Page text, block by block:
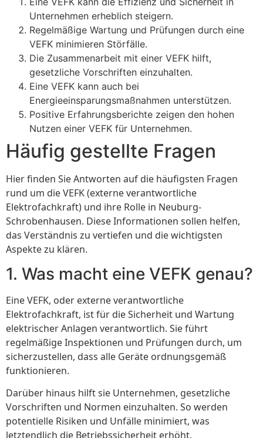
Unternehmen erheblich steigern.
Regelmäßige Wartung und Prüfungen durch eine
VEFK minimieren Störfälle.
Die Zusammenarbeit mit einer VEFK hilft,
gesetzliche Vorschriften einzuhalten.
Eine VEFK kann auch bei
Energieeinsparungsmaßnahmen unterstützen.
Positive Erfahrungsberichte zeigen den hohen
Nutzen einer VEFK für Unternehmen.
Häufig gestellte Fragen
Hier finden Sie Antworten auf die häufigsten Fragen
rund um die VEFK (externe verantwortliche
Elektrofachkraft) und ihre Rolle in Neuburg-
Schrobenhausen. Diese Informationen sollen helfen,
das Verständnis zu vertiefen und die wichtigsten
Aspekte zu klären.
1. Was macht eine VEFK genau?
Eine VEFK, oder externe verantwortliche
Elektrofachkraft, ist für die Sicherheit und Wartung
elektrischer Anlagen verantwortlich. Sie führt
regelmäßige Inspektionen und Prüfungen durch, um
sicherzustellen, dass alle Geräte ordnungsgemäß
funktionieren.
Darüber hinaus hilft sie Unternehmen, gesetzliche
Vorschriften und Normen einzuhalten. So werden
potentielle Risiken und Unfälle minimiert, was
letztendlich die Betriebssicherheit erhöht.